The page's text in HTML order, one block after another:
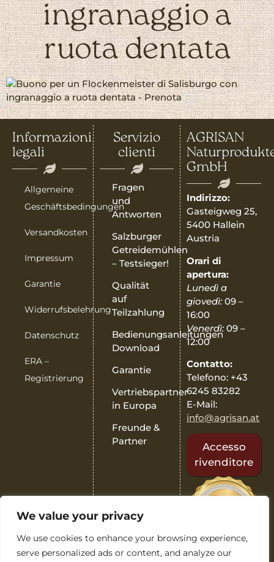
We value your privacy
We use cookies to enhance your browsing experience,
serve personalized ads or content, and analyze our
ingranaggio a
ruota dentata
Informazioni
legali
Allgemeine
Geschäftsbedingungen
Versandkosten
Impressum
Garantie
Widerrufsbelehrung
Datenschutz
ERA –
Registrierung
Servizio
clienti
Fragen
und
Antworten
Salzburger
Getreidemühlen
– Testsieger!
Qualität
auf
Teilzahlung
Bedienungsanleitungen
Download
Garantie
Vertriebspartner
in Europa
Freunde &
Partner
AGRISAN
GmbH
Indirizzo:
Gasteigweg 25,
5400 Hallein
Austria
Orari di
apertura:
Lunedì a
giovedì:09 –
16:00
Venerdì:09 –
12:00
Contatto:
Telefono: +43
6245 83282
E-Mail:
info@agrisan.at
Accesso
rivenditore